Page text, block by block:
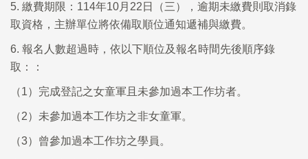
5. 繳費期限：114年10月22日（三），逾期未繳費則取消錄
取資格，主辦單位將依備取順位通知遞補與繳費。
6. 報名人數超過時，依以下順位及報名時間先後順序錄
取：：
（1）完成登記之女童軍且未參加過本工作坊者。
（2）未參加過本工作坊之非女童軍。
（3）曾參加過本工作坊之學員。